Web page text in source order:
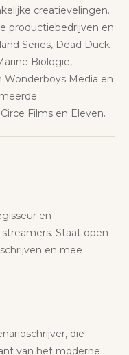
creatievelingen.
productiebedrijven en
Series, Dead Duck
Biologie,
Media en
Films en Eleven.
en
Staat open
en mee
die
van het moderne